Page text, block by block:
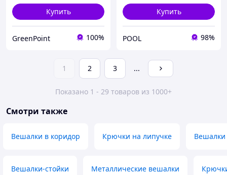
Купить
GreenPoint 100%
Купить
POOL 98%
1 2 3 ...
Показано 1 - 29 товаров из 1000+
Смотри также
Вешалки в коридор Крючки на липучке Вешалки
Вешалки-стойки Металлические вешалки